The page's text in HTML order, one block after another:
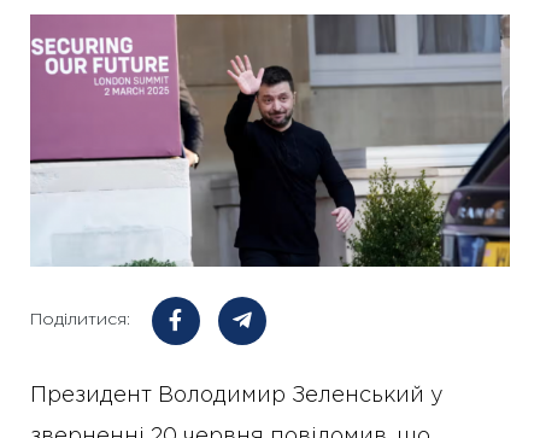
Поділитися:
Президент Володимир Зеленський у